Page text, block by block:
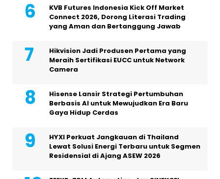
KVB Futures Indonesia Kick Off Market
Connect 2026, Dorong Literasi Trading
yang Aman dan Bertanggung Jawab
Hikvision Jadi Produsen Pertama yang
Meraih Sertifikasi EUCC untuk Network
Camera
Hisense Lansir Strategi Pertumbuhan
Berbasis AI untuk Mewujudkan Era Baru
Gaya Hidup Cerdas
HYXI Perkuat Jangkauan di Thailand
Lewat Solusi Energi Terbaru untuk Segmen
Residensial di Ajang ASEW 2026